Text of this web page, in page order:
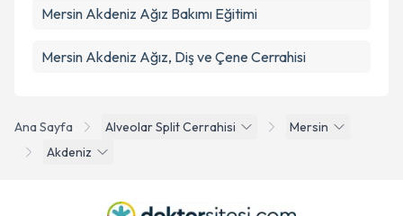
Ana Sayfa Alveolar Split Cerrahisi
Mersin
Akdeniz
Mersin Akdeniz Ağız Bakımı Eğitimi
Mersin Akdeniz Ağız, Diş ve Çene Cerrahisi